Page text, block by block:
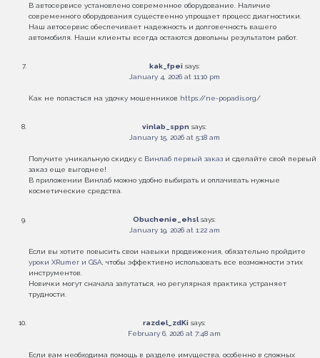
В автосервисе установлено современное оборудование. Наличие
современного оборудования существенно упрощает процесс диагностики.
Наш автосервис обеспечивает надежность и долговечность вашего
автомобиля. Наши клиенты всегда остаются довольны результатом работ.
kak_fpei says:
January 4, 2026 at 11:10 pm
Как не попасться на удочку мошенников https://ne-popadis.org/
vinlab_sppn says:
January 15, 2026 at 5:18 am
Получите уникальную скидку с Винлаб первый заказ и сделайте свой первый
заказ еще выгоднее!
В приложении Винлаб можно удобно выбирать и оплачивать нужные
косметические средства.
Obuchenie_ehsl says:
January 19, 2026 at 1:22 am
Если вы хотите повысить свои навыки продвижения, обязательно пройдите
уроки XRumer и GSA, чтобы эффективно использовать все возможности этих
инструментов.
Новички могут сначала запутаться, но регулярная практика устраняет
трудности.
razdel_zdKi says:
February 6, 2026 at 7:48 am
Если вам необходима помощь в разделе имущества, особенно в сложных